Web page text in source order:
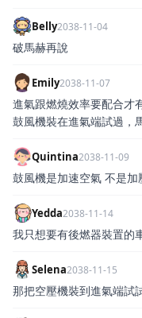
Belly2038-11-04
破馬赫再說
Emily2038-11-07
進氣跟燃燒效率要配合才
鼓風機裝在進氣端試過，
Quintina2038-11-09
鼓風機是加速空氣 不是
Yedda2038-11-14
我只想要有後燃器裝置的
Selena2038-11-15
那把空壓機裝到進氣端試